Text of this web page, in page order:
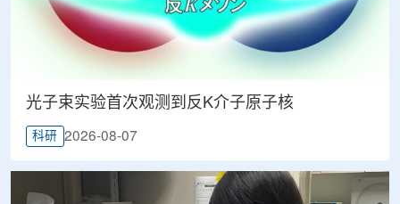
光子束实验首次观测到反K介子原子核
科研 2026-08-07